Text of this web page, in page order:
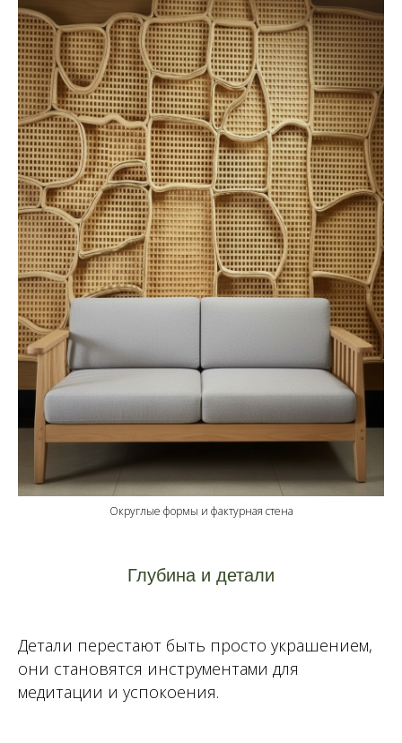
Округлые формы и фактурная стена
Глубина и детали
Детали перестают быть просто украшением,
они становятся инструментами для
медитации и успокоения.